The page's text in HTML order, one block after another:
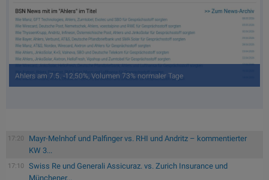
Ahlers am 7.5. -12,50%, Volumen 73% normaler Tage
17:20
Mayr-Melnhof und Palfinger vs. RHI und Andritz – kommentierter
KW 3...
17:10
Swiss Re und Generali Assicuraz. vs. Zurich Insurance und
Münchener...